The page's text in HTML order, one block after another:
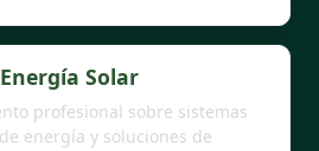
Solar
profesional sobre sistemas
energía y soluciones de